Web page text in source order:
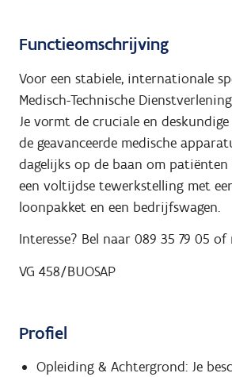
Functieomschrijving
Voor een stabiele, internationale
Medisch-Technische
Je vormt de cruciale en
de geavanceerde medische
dagelijks op de baan om
een voltijdse tewerkstelling met
loonpakket en een bedrijfswagen.
Interesse? Bel naar 089 35 79 05
VG 458/BUOSAP
Profiel
Opleiding & Achtergrond: Je